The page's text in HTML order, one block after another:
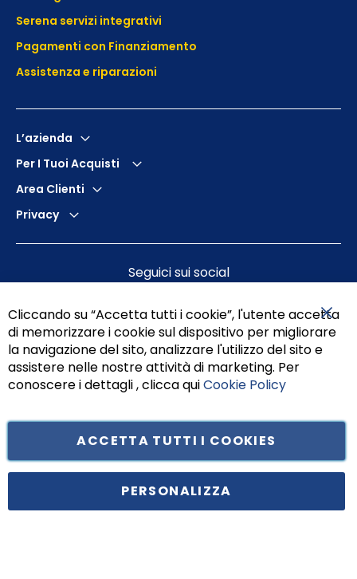
Serena servizi integrativi
Pagamenti con Finanziamento
Assistenza e riparazioni
L’azienda
Per I Tuoi Acquisti
Area Clienti
Privacy
Seguici sui social
Principe di Piemonte 199, cap. 80026 Casoria (NA) - C.F. 05834470634 -
Cliccando su “Accetta tutti i cookie”, l'utente accetta
di memorizzare i cookie sul dispositivo per migliorare
la navigazione del sito, analizzare l'utilizzo del sito e
assistere nelle nostre attività di marketing. Per
conoscere i dettagli , clicca quiCookie Policy
ACCETTA TUTTI I COOKIES
PERSONALIZZA